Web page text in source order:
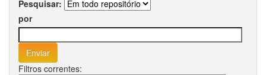
Pesquisar:
por
Filtros correntes: